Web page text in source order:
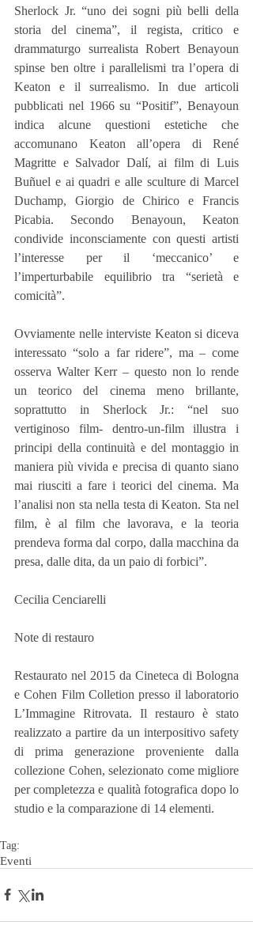
Sherlock Jr. “uno dei sogni più belli della
storia del cinema”, il regista, critico e
drammaturgo surrealista Robert Benayoun
spinse ben oltre i parallelismi tra l’opera di
Keaton e il surrealismo. In due articoli
pubblicati nel 1966 su “Positif”, Benayoun
indica alcune questioni estetiche che
accomunano Keaton all’opera di René
Magritte e Salvador Dalí, ai film di Luis
Buñuel e ai quadri e alle sculture di Marcel
Duchamp, Giorgio de Chirico e Francis
Picabia. Secondo Benayoun, Keaton
condivide inconsciamente con questi artisti
l’interesse per il ‘meccanico’ e
l’imperturbabile equilibrio tra “serietà e
comicità”.
Ovviamente nelle interviste Keaton si diceva
interessato “solo a far ridere”, ma – come
osserva Walter Kerr – questo non lo rende
un teorico del cinema meno brillante,
soprattutto in Sherlock Jr.: “nel suo
vertiginoso film- dentro-un-film illustra i
principi della continuità e del montaggio in
maniera più vivida e precisa di quanto siano
mai riusciti a fare i teorici del cinema. Ma
l’analisi non sta nella testa di Keaton. Sta nel
film, è al film che lavorava, e la teoria
prendeva forma dal corpo, dalla macchina da
presa, dalle dita, da un paio di forbici”.
Cecilia Cenciarelli
Note di restauro
Restaurato nel 2015 da Cineteca di Bologna
e Cohen Film Colletion presso il laboratorio
L’Immagine Ritrovata. Il restauro è stato
realizzato a partire da un interpositivo safety
di prima generazione proveniente dalla
collezione Cohen, selezionato come migliore
per completezza e qualità fotografica dopo lo
studio e la comparazione di 14 elementi.
Tag:
Eventi